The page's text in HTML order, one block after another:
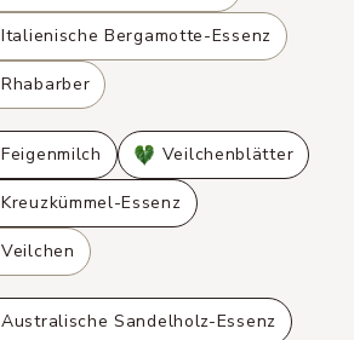
Italienische Bergamotte-Essenz
Rhabarber
Feigenmilch Veilchenblätter
Kreuzkümmel-Essenz
Veilchen
Australische Sandelholz-Essenz